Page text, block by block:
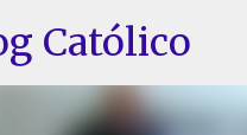
Pular
Católico